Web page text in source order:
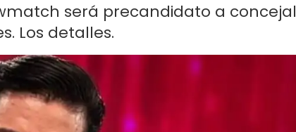
será precandidato a concejal
Los detalles.